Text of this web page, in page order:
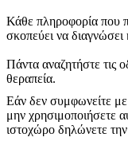
Κάθε πληροφορία που
σκοπεύει να
Πάντα αναζητήστε τις
θεραπεία.
Εάν δεν συμφωνείτε
μην χρησιμοποιήσετε
ιστοχώρο δηλώνετε